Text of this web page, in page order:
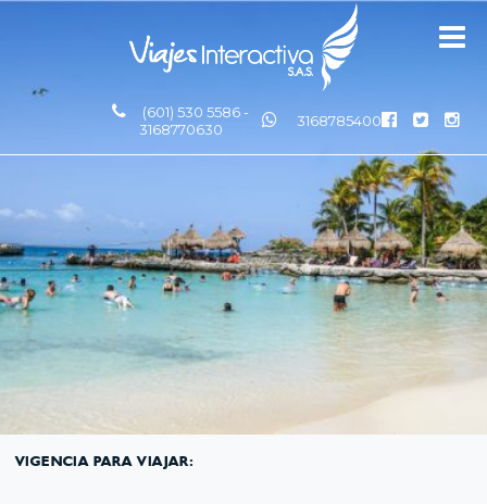
(601) 530 5586 -
3168770630
3168785400
VIGENCIA PARA VIAJAR: